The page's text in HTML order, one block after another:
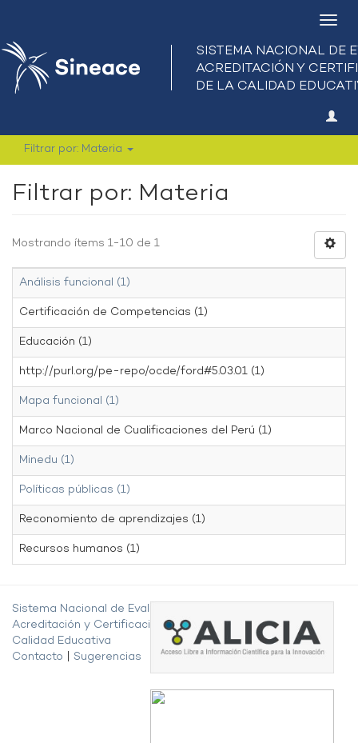
Filtrar por: Materia
Filtrar por: Materia
Mostrando ítems 1-10 de 1
Análisis funcional (1)
Certificación de Competencias (1)
Educación (1)
http://purl.org/pe-repo/ocde/ford#5.03.01 (1)
Mapa funcional (1)
Marco Nacional de Cualificaciones del Perú (1)
Minedu (1)
Políticas públicas (1)
Reconomiento de aprendizajes (1)
Recursos humanos (1)
Sistema Nacional de Evaluación,
Acreditación y Certificación de la
Calidad Educativa
Contacto
Sugerencias